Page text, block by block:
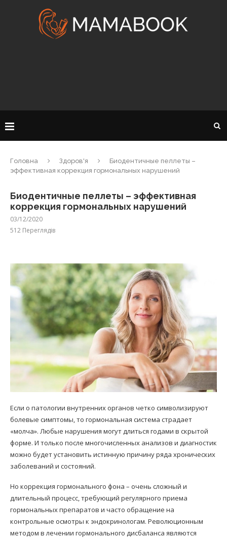
Головна Здоров'я
Биодентичные пеллеты –
эффективная коррекция гормональных нарушений
Биодентичные пеллеты – эффективная
коррекция гормональных нарушений
03/12/2020
512 Переглядів
Если о патологии внутренних органов четко символизируют
болевые симптомы, то гормональная система страдает
«молча». Любые нарушения могут длиться годами в скрытой
форме. И только после многочисленных анализов и диагностик
можно будет установить истинную причину ряда хронических
заболеваний и состояний.
Но коррекция гормонального фона – очень сложный и
длительный процесс, требующий регулярного приема
гормональных препаратов и часто обращение на
контрольные осмотры к эндокринологам. Революционным
методом в лечении гормонального дисбаланса являются